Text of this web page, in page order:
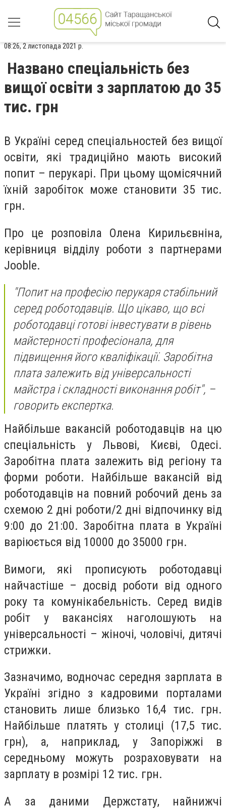
08:26, 2 листопада 2021 р.
Названо спеціальність без
вищої освіти з зарплатою до 35
тис. грн
В Україні серед спеціальностей без вищої
освіти, які традиційно мають високий
попит – перукарі. При цьому щомісячний
їхній заробіток може становити 35 тис.
грн.
Про це розповіла Олена Кирильєвніна,
керівниця відділу роботи з партнерами
Jooble.
"Попит на професію перукаря стабільний
серед роботодавців. Що цікаво, що всі
роботодавці готові інвестувати в рівень
майстерності професіонала, для
підвищення його кваліфікації. Заробітна
плата залежить від універсальності
майстра і складності виконання робіт", –
говорить експертка.
Найбільше вакансій роботодавців на цю
спеціальність у Львові, Києві, Одесі.
Заробітна плата залежить від регіону та
форми роботи. Найбільше вакансій від
роботодавців на повний робочий день за
схемою 2 дні роботи/2 дні відпочинку від
9:00 до 21:00. Заробітна плата в Україні
варіюється від 10000 до 35000 грн.
Вимоги, які прописують роботодавці
найчастіше – досвід роботи від одного
року та комунікабельність. Серед видів
робіт у вакансіях наголошують на
універсальності – жіночі, чоловічі, дитячі
стрижки.
Зазначимо, водночас середня зарплата в
Україні згідно з кадровими порталами
становить лише близько 16,4 тис. грн.
Найбільше платять у столиці (17,5 тис.
грн), а, наприклад, у Запоріжжі в
середньому можуть розраховувати на
зарплату в розмірі 12 тис. грн.
А за даними Держстату, найнижчі